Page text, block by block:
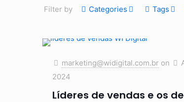
Filter by Categories Tags
marketing@widigital.com.br on
2024
Líderes de vendas e os